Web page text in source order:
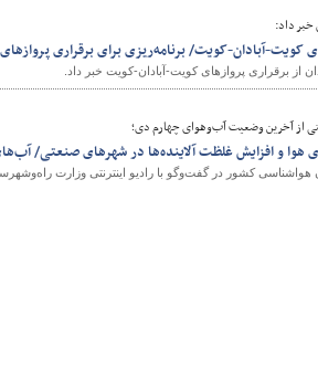
خبر داد:
کویت-آبادان-کویت/ برنامه‌ریزی برای برقراری
از برقراری پروازهای کویت-آبادان-کویت خبر داد.
از آخرین وضعیت آب‌‌و‌‌‌هوای چهارم دی؛
هوا و افزایش غلظت آلاینده‌ها در شهرهای صنعتی/
کشور در گفت‌وگو با رادیو اینترنتی وزارت